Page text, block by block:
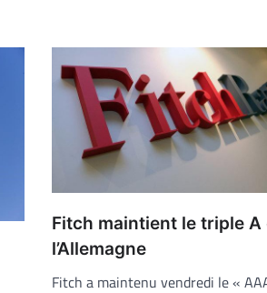
Fitch maintient le triple A
l’Allemagne
Fitch a maintenu vendredi le «